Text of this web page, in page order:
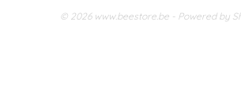
© 2026 www.beestore.be - Powered by